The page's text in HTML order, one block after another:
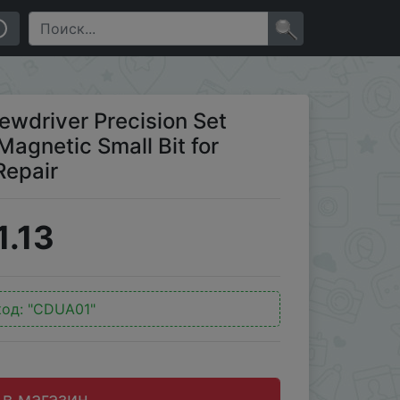
Bit for Xiaomi Mobile Cell Phone Repair
Precision Set
Small Bit for
"CDUA01"